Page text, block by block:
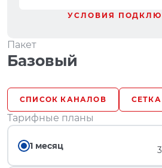
УСЛОВИЯ
Пакет
Базовый
СПИСОК КАНАЛОВ
Тарифные планы
1 месяц